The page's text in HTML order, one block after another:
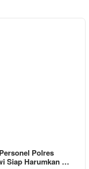
Polres
Siap Harumkan …